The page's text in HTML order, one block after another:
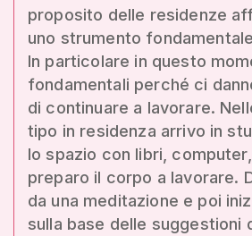
proposito delle residenze
uno strumento
In particolare in questo
fondamentali perché ci
di continuare a lavorare.
tipo in residenza arrivo in
lo spazio con libri,
preparo il corpo a lavorare.
da una meditazione e poi
sulla base delle suggestioni